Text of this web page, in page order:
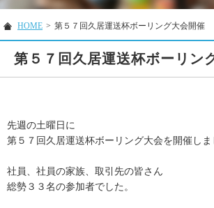
HOME > 第５７回久居運送杯ボーリング大会開催
第５７回久居運送杯ボーリン
先週の土曜日に
第５７回久居運送杯ボーリング大会を開催しま
社員、社員の家族、取引先の皆さん
総勢３３名の参加者でした。